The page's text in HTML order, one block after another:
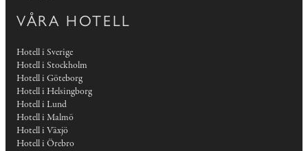
VÅRA HOTELL
Hotell i Sverige
Hotell i Stockholm
Hotell i Göteborg
Hotell i Helsingborg
Hotell i Lund
Hotell i Malmö
Hotell i Växjö
Hotell i Örebro